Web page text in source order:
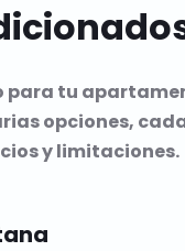
para tu
opciones,
y limitaciones.